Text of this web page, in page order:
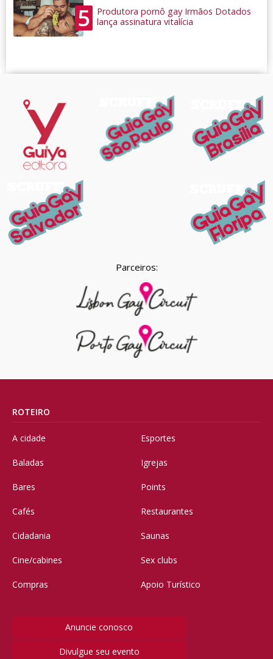
5
Produtora pornô gay Irmãos Dotados
lança assinatura vitalícia
Parceiros:
ROTEIRO
A cidade
Baladas
Bares
Cafés
Cidadania
Cine/cabines
Compras
Esportes
Igrejas
Points
Restaurantes
Saunas
Sex clubs
Apoio Turístico
Anuncie conosco
Divulgue seu evento